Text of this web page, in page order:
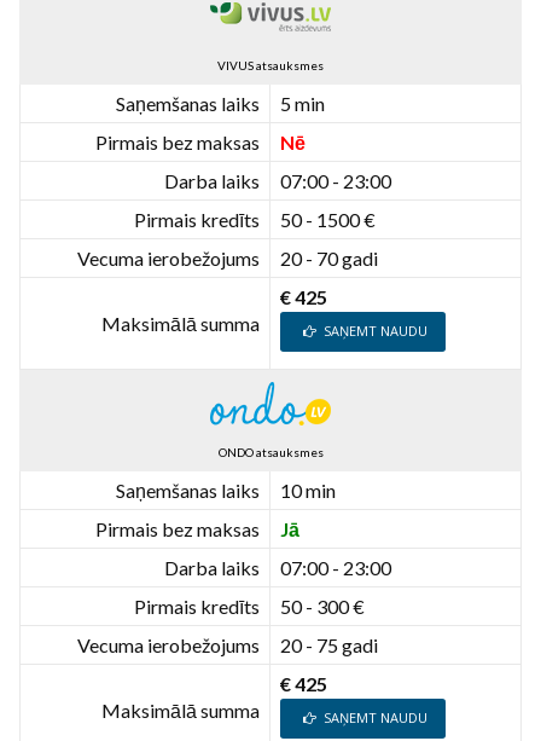
VIVUS atsauksmes
Saņemšanas laiks
5 min
Pirmais bez maksas
Nē
Darba laiks
07:00 - 23:00
Pirmais kredīts
50 - 1500 €
Vecuma ierobežojums
20 - 70 gadi
Maksimālā summa
€ 425
SAŅEMT NAUDU
ONDO atsauksmes
Saņemšanas laiks
10 min
Pirmais bez maksas
Jā
Darba laiks
07:00 - 23:00
Pirmais kredīts
50 - 300 €
Vecuma ierobežojums
20 - 75 gadi
Maksimālā summa
€ 425
SAŅEMT NAUDU